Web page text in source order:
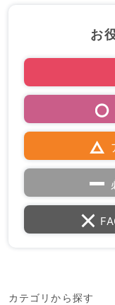
お
カテゴリから探す